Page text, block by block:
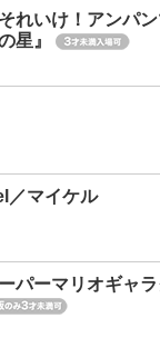
れいけ！アンパ
星』
／マイケル
パーマリオギャ